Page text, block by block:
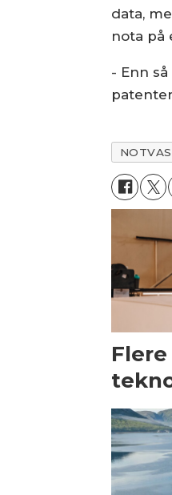
data,
nota på
- Enn